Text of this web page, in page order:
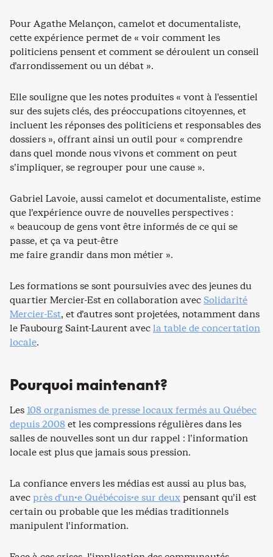
Pour Agathe Melançon, camelot et documentaliste,
cette expérience permet de « voir comment les
politiciens pensent et comment se déroulent un conseil
d’arrondissement ou un débat ».
Elle souligne que les notes produites « vont à l’essentiel
sur des sujets clés, des préoccupations citoyennes, et
incluent les réponses des politiciens et responsables des
dossiers », offrant ainsi un outil pour « comprendre
dans quel monde nous vivons et comment on peut
s’impliquer, se regrouper pour une cause ».
Gabriel Lavoie, aussi camelot et documentaliste, estime
que l’expérience ouvre de nouvelles perspectives :
« beaucoup de gens vont être informés de ce qui se
passe, et ça va peut-être
me faire grandir dans mon métier ».
Les formations se sont poursuivies avec des jeunes du
quartier Mercier-Est en collaboration avecSolidarité
Mercier-Est, et d’autres sont projetées, notamment dans
le Faubourg Saint-Laurent avecla table de concertation
locale.
Pourquoi maintenant?
Les 108 organismes de presse locaux fermés au Québec
depuis 2008et les compressions régulières dans les
salles de nouvelles sont un dur rappel : l’information
locale est plus que jamais sous pression.
La confiance envers les médias est aussi au plus bas,
avecprès d’un·e Québécois·e sur deuxpensant qu’il est
certain ou probable que les médias traditionnels
manipulent l’information.